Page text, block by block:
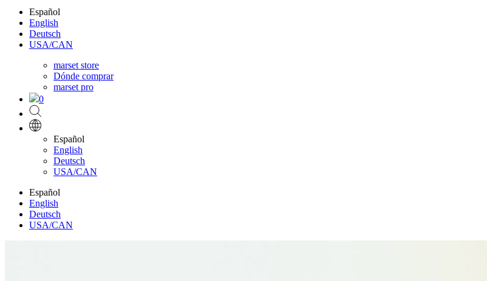
Español
English
Deutsch
USA/CAN
marset store
Dónde comprar
marset pro
0
Español
English
Deutsch
USA/CAN
Español
English
Deutsch
USA/CAN